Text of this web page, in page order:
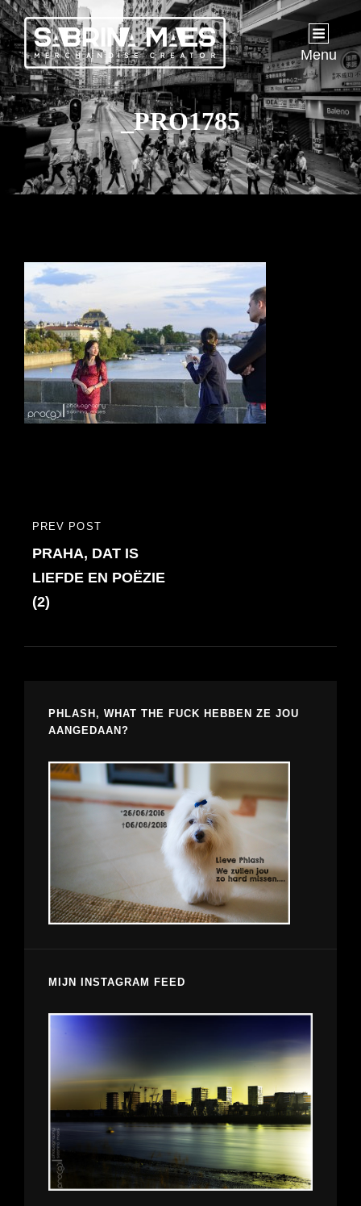
Menu
_PRO1785
Bericht
navigatie
PREVIOUS
POST
PREV POST
PRAHA, DAT IS
LIEFDE EN POËZIE
(2)
PHLASH, WHAT THE FUCK HEBBEN ZE JOU
AANGEDAAN?
MIJN INSTAGRAM FEED